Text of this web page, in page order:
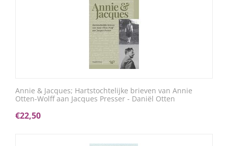
Annie & Jacques; Hartstochtelijke brieven van Annie
Otten-Wolff aan Jacques Presser - Daniël Otten
€22,50